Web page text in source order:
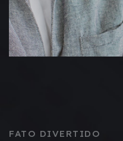
FATO DIVERTIDO